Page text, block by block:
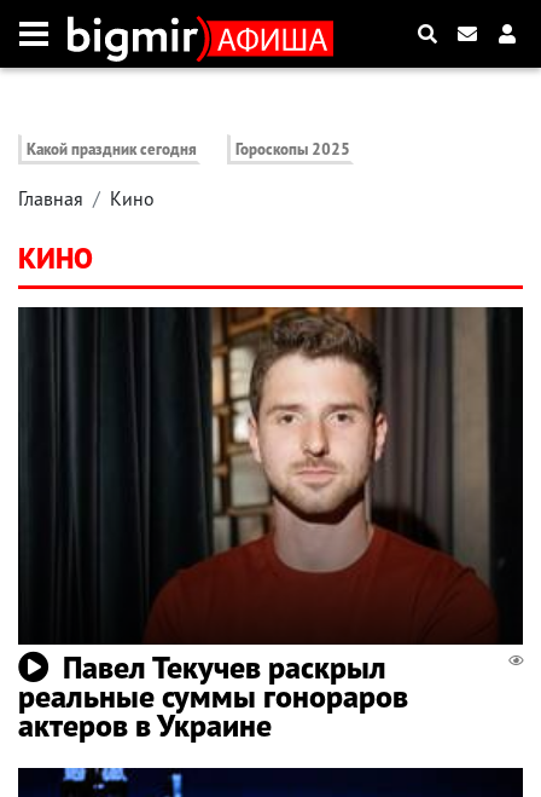
Какой праздник сегодня Гороскопы 2025
Главная Кино
КИНО
Павел Текучев раскрыл
реальные суммы гонораров
актеров в Украине